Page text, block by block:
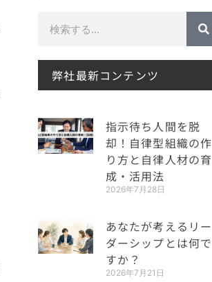
弊社最新コンテンツ
指示待ち人間を脱
却！自律型組織の作
り方と自律人材の育
成・活用法
2026年7月28日
あなたが考えるリー
ダーシップとは何で
すか？
2026年7月21日